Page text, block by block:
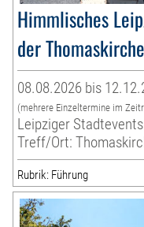
Himmlisches
der Thomaskirche
08.08.2026 bis
(mehrere Einzeltermine im
Leipziger Stadtevents
Treff/Ort:
Rubrik: Führung